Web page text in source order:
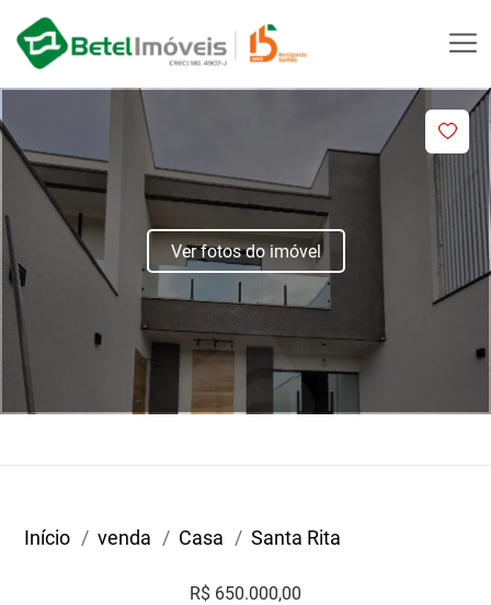
Ver fotos do imóvel
Início venda Casa Santa Rita
R$ 650.000,00